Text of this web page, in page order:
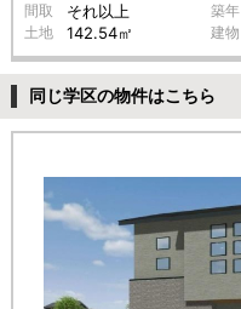
間取 それ以上 築年
土地 142.54㎡ 建物
同じ学区の物件はこちら